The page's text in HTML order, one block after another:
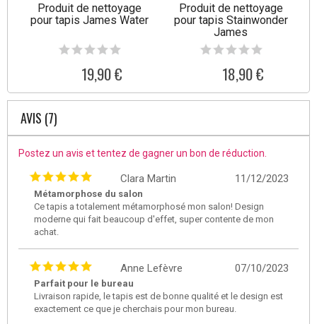
Produit de nettoyage
pour tapis James Water
19,90 €
Produit de nettoyage
pour tapis Stainwonder
James
18,90 €
AVIS (7)
Postez un avis et tentez de gagner un bon de réduction.
11/12/2023
Clara Martin
Métamorphose du salon
Ce tapis a totalement métamorphosé mon salon! Design
moderne qui fait beaucoup d'effet, super contente de mon
achat.
07/10/2023
Anne Lefèvre
Parfait pour le bureau
Livraison rapide, le tapis est de bonne qualité et le design est
exactement ce que je cherchais pour mon bureau.